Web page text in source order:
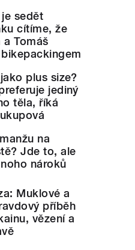
sedět
cítíme, že
a Tomáš
plus size?
jediný
těla, říká
na
Jde to, ale
nároků
Muklové a
příběh
vězení a